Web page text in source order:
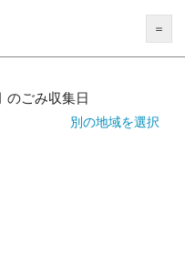
＝
ごみ収集日
別の地域を選択